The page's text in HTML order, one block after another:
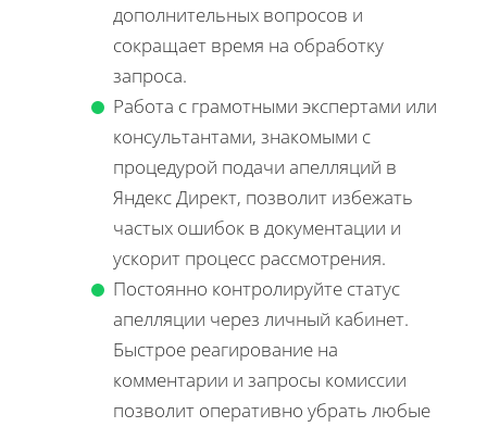
дополнительных вопросов и
сокращает время на обработку
запроса.
Работа с грамотными экспертами или
консультантами, знакомыми с
процедурой подачи апелляций в
Яндекс Директ, позволит избежать
частых ошибок в документации и
ускорит процесс рассмотрения.
Постоянно контролируйте статус
апелляции через личный кабинет.
Быстрое реагирование на
комментарии и запросы комиссии
позволит оперативно убрать любые